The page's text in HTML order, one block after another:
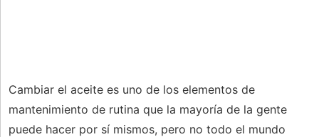
Cambiar el aceite es uno de los elementos de
mantenimiento de rutina que la mayoría de la gente
puede hacer por sí mismos, pero no todo el mundo